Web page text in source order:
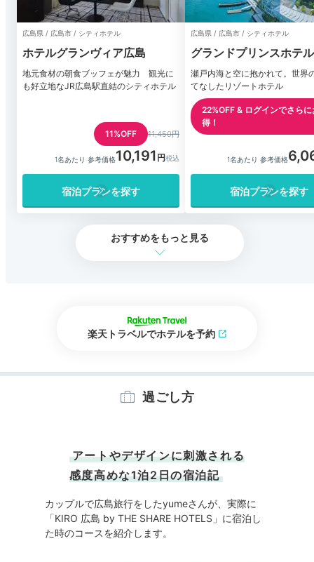
広島県 / 広島市 / シティホテル
ホテルグランヴィア広島
地元食材の朝食ブッフェが魅力 観光に
も好立地なJR広島駅直結のシティホテル
11%OFF 11,450円
1名あたり 参考価格10,191
宿泊プランを探す
広島県 / 広島市 / シティホテル
グランドプリンスホテ
瀬戸内海と空に抱かれて。世界
てなしたリゾートホテル
22%OFF & ログインでさらに
得！
1名あたり 参考価格
宿泊プランを探す
おすすめをもっと見る
楽天トラベルでホテルを予約
過ごし方
アートやデザインに刺激される
感度高めな1泊2日の宿泊記
カップルで広島旅行をしたyumeさんが、実際に
「KIRO 広島 by THE SHARE HOTELS」に宿泊し
た時のコースを紹介します。